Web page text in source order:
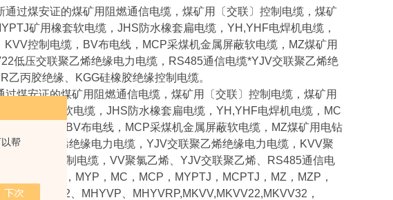
帮
过煤安证的煤矿用阻燃通信电缆，煤矿用〔交联〕控制电缆，煤矿
矿用橡套软电缆，JHS防水橡套扁电缆，YH,YHF电焊机电缆，
控制电缆，BV布电线，MCP采煤机金属屏蔽软电缆，MZ煤矿用
低压交联聚乙烯绝缘电力电缆，RS485通信电缆*YJV交联聚乙烯绝
丙胶绝缘、KGG硅橡胶绝缘控制电缆。
煤安证的煤矿用阻燃通信电缆，煤矿用〔交联〕控制电缆，煤矿用
矿用橡套软电缆，JHS防水橡套扁电缆，YH,YHF电焊机电缆，MC
控制电缆，BV布电线，MCP采煤机金属屏蔽软电缆，MZ煤矿用电钻
交联聚乙烯绝缘电力电缆，YJV交联聚乙烯绝缘电力电缆，KVV聚
橡胶绝缘控制电缆，VV聚氯乙烯、YJV交联聚乙烯、RS485通信电
规格有MY，MYP，MC，MCP，MYPTJ，MCPTJ，MZ，MZP，
，MHY32、MHYVP、MHYVRP,MKVV,MKVV22,MKVV32，